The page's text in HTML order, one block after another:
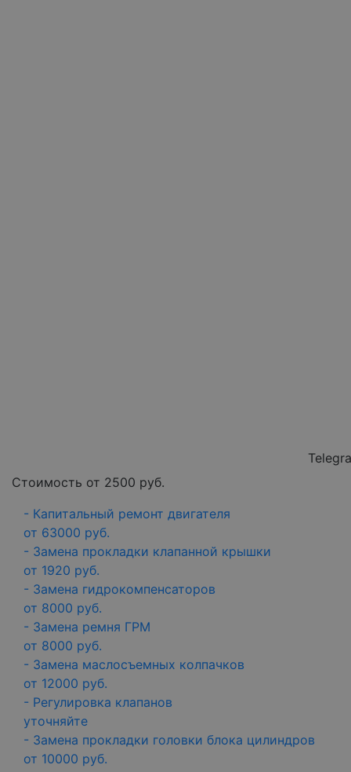
Стоимость от 2500 руб.
- Капитальный ремонт двигателя
от 63000 руб.
- Замена прокладки клапанной крышки
от 1920 руб.
- Замена гидрокомпенсаторов
от 8000 руб.
- Замена ремня ГРМ
от 8000 руб.
- Замена маслосъемных колпачков
от 12000 руб.
- Регулировка клапанов
уточняйте
- Замена прокладки головки блока цилиндров
от 10000 руб.